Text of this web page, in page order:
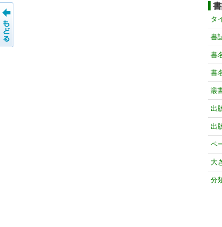
タ
書
書
書
叢
出
出
ペ
大
分